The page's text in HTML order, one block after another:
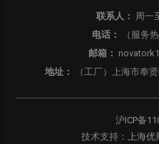
联系人：
周一
电话：
（服务
邮箱：
地址：
（工厂）上海市奉
沪ICP备
技术支持：
上海